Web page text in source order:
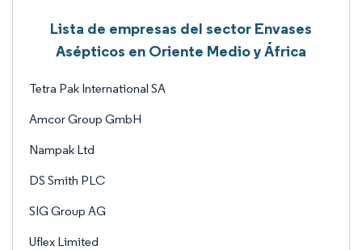
Lista de empresas del sector Envases
Asépticos en Oriente Medio y África
Tetra Pak International SA
Amcor Group GmbH
Nampak Ltd
DS Smith PLC
SIG Group AG
Uflex Limited